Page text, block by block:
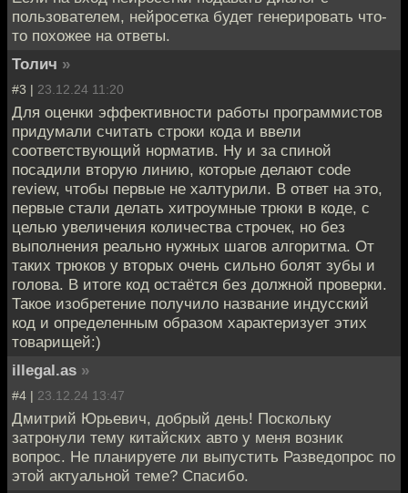
пользователем, нейросетка будет генерировать что-
то похожее на ответы.
Толич »
#3 | 23.12.24 11:20
Для оценки эффективности работы программистов
придумали считать строки кода и ввели
соответствующий норматив. Ну и за спиной
посадили вторую линию, которые делают code
review, чтобы первые не халтурили. В ответ на это,
первые стали делать хитроумные трюки в коде, с
целью увеличения количества строчек, но без
выполнения реально нужных шагов алгоритма. От
таких трюков у вторых очень сильно болят зубы и
голова. В итоге код остаётся без должной проверки.
Такое изобретение получило название индусский
код и определенным образом характеризует этих
товарищей:)
illegal.as »
#4 | 23.12.24 13:47
Дмитрий Юрьевич, добрый день! Поскольку
затронули тему китайских авто у меня возник
вопрос. Не планируете ли выпустить Разведопрос по
этой актуальной теме? Спасибо.